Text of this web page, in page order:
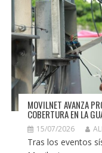
MOVILNET AVANZA
COBERTURA EN LA
15/07/2026
Tras los eventos